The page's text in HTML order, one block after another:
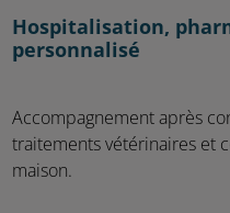
Hospitalisation,
personnalisé
Accompagnement après
traitements vétérinaires et
maison.